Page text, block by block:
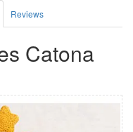
Reviews
Catona